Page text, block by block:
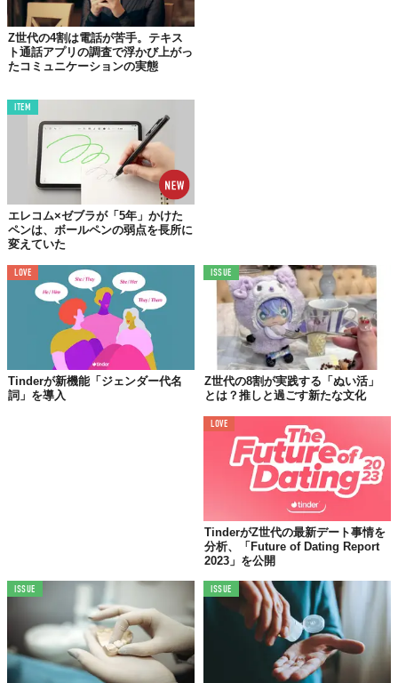
では、なぜ今、これほどまでに「友だちと一緒」の出会いが求め
られるのか。その背景を探ると、現代の若者、特にZ世代が抱え
る複雑な心境が見えてくる。
「恋人探しや婚活を行っている」と答えたのは33.6%に過ぎず、3
人に2人は積極的な活動をしていないのが現状だ。さらに、「株式
会社ネクストレベル」の調査では、Z世代の6割以上が「恋愛は面
倒」と感じているというデータもある。この
える感覚は、恋愛至上主義からの脱却や、趣味・推し活といった
恋愛以外の楽しみが多様化した現代ならではの価値観の表れかも
しれない。
しかし、彼らが人との繋がりを完全に拒絶しているわけではない
はずだ。恋愛は少し重いが、新しい誰かとの繋がりは欲し
い……。このジレンマこそが、彼らの本音ではないだろうか。
ここに「Double Date」がもたらす価値がある。
1対1の真剣な出会いの場がもたらすプレッシャーから解放され、
友人との「コト消費」の一環として、もっと気軽に人と繋がれ
る。時間を効率的に使いたいタイムパフォーマンス（タイパ）を
重視し、「ガチの恋愛はハードルが高い」と感じる層にとって、
まさに求めていた出会いの形なのかもしれない。
心理的なセーフティネット
が機能し、より自然体で相手と向き合える。これこそが、新しい
関係性を育むための、心地よい第一歩となるのではないだろう
恋愛や結婚というゴールだけを目指すのではなく、まずは友人関
係を築いたり、共通の体験を楽しんだりする場へ。Tinderのこの
一手は、私たちの「出会い」という言葉の定義そのものを、静か
に、しかし確実にアップデートしていくのかもしれない。
Top image: ©MG Japan Services 合同会社
TABI LABO
Z世代の4割は電話が苦手。テキス
ト通話アプリの調査で浮かび上がっ
たコミュニケーションの実態
ITEM
エレコム×ゼブラが「5年」かけた
ペンは、ボールペンの弱点を長所に
変えていた
LOVE
Tinderが新機能「ジェンダー代名
詞」を導入
ISSUE
Z世代の8割が実践する「ぬい活」
とは？推しと過ごす新たな文化
LOVE
TinderがZ世代の最新デート事情を
分析、「Future of Dating Report
2023」を公開
ISSUE ISSUE